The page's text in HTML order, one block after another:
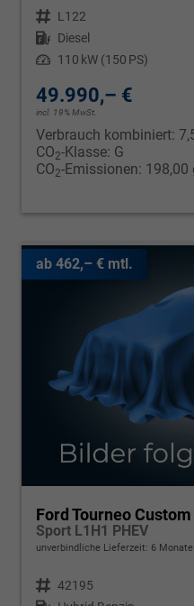
Fahrzeugnr. L122
Kraftstoff Diesel
Leistung 110 kW (150 PS)
49.990,– €
incl. 19% MwSt.
Verbrauch kombiniert:
CO2-Klasse: G
CO2-Emissionen: 198,00
ab 462,– € mtl.
Ford Tourneo Custom
Sport L1H1 PHEV
unverbindliche Lieferzeit: 6 Monate
Fahrzeugnr. 42195